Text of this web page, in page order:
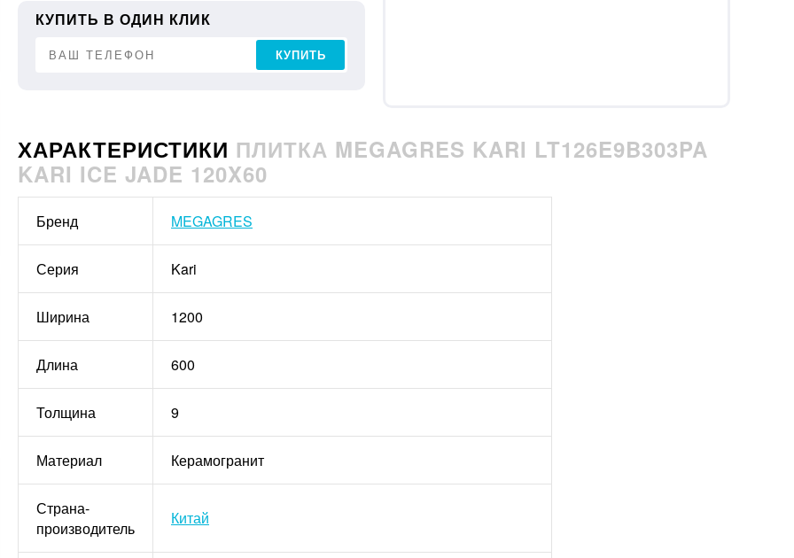
КУПИТЬ В ОДИН КЛИК
КУПИТЬ
ХАРАКТЕРИСТИКИ ПЛИТКА MEGAGRES KARI LT126E9B303PA
KARI ICE JADE 120X60
Бренд MEGAGRES
Серия Kari
Ширина 1200
Длина 600
Толщина 9
Материал Керамогранит
Страна-
производитель
Китай